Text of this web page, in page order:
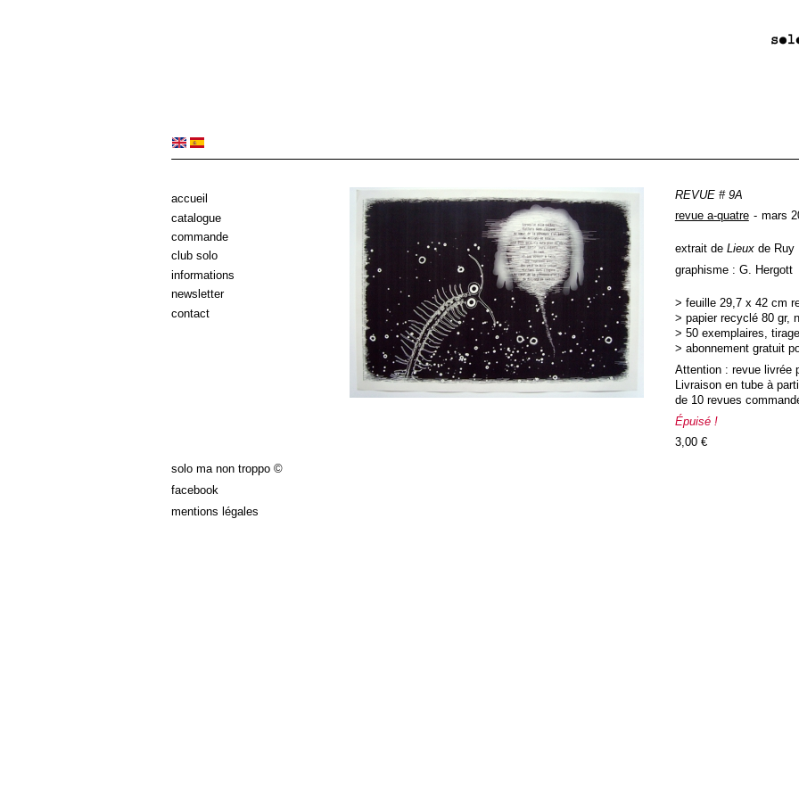
REVUE # 9A
revue a-quatre
mars
extrait de Lieuxde Ruy
graphisme : G. Hergott
> feuille 29,7 x 42 cm
> papier recyclé 80 gr,
> 50 exemplaires,
> abonnement gratuit
Attention : revue livrée
Livraison en tube à
de 10 revues
Épuisé !
3,00 €
accueil
catalogue
commande
club solo
informations
newsletter
contact
solo ma non troppo ©
facebook
mentions légales